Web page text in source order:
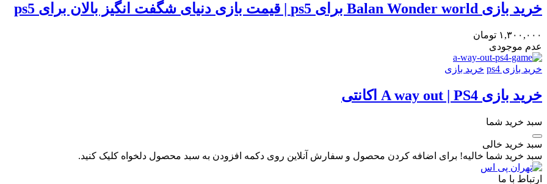
خرید بازی Balan Wonder world برای ps5 | قیمت بازی دنیای شگفت انگیز بالان برای ps5
۱,۳۰۰,۰۰۰ تومان
عدم موجودی
خرید بازی ps4 خرید بازی
خرید بازی A way out | PS4 اکانتی
سبد خرید شما
سبد خرید خالی
سبد خرید شما خالیه! برای اضافه کردن محصول و سفارش آنلاین روی دکمه افزودن به سبد محصول دلخواه کلیک کنید.
ارتباط با ما